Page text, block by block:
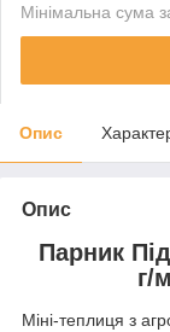
Мінімальна сума
Опис
Опис
Парник
г/
Міні-теплиця з